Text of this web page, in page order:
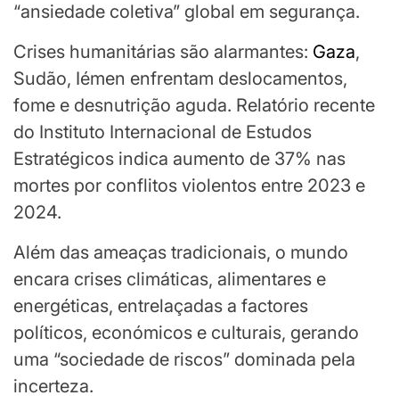
“ansiedade coletiva” global em segurança.
Crises humanitárias são alarmantes: Gaza,
Sudão, Iémen enfrentam deslocamentos,
fome e desnutrição aguda. Relatório recente
do Instituto Internacional de Estudos
Estratégicos indica aumento de 37% nas
mortes por conflitos violentos entre 2023 e
2024.
Além das ameaças tradicionais, o mundo
encara crises climáticas, alimentares e
energéticas, entrelaçadas a factores
políticos, económicos e culturais, gerando
uma “sociedade de riscos” dominada pela
incerteza.